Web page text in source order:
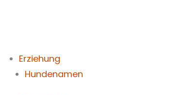
Erziehung
Hundenamen